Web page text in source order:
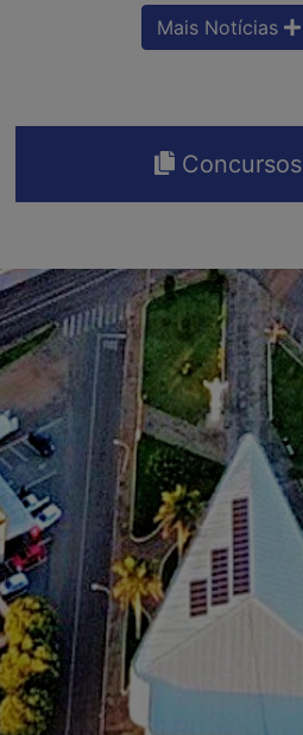
Mais Notícias
Concursos